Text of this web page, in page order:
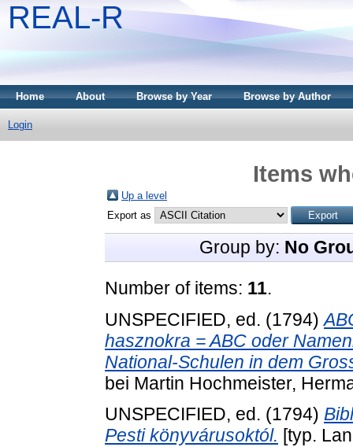
REAL-R
Home About Browse by Year Browse by Author
Login
Items
Up a level
Export as
Group by: No
Number of items: 11.
UNSPECIFIED, ed. (1794)
hasznokra = ABC oder
National-Schulen in dem
bei Martin Hochmeister,
UNSPECIFIED, ed. (1794)
Pesti könyvárusoktól. [typ.